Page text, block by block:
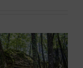
Le moulin à